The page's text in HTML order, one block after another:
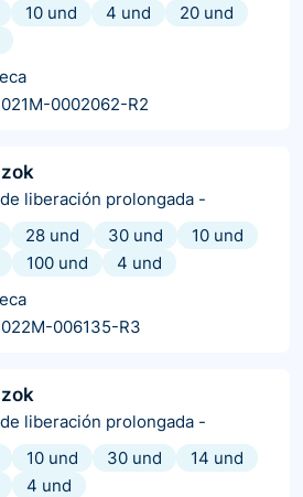
10 und 4 und
20 und
0002062-R2
liberación prolongada -
28 und 30 und
10 und
100 und
4 und
006135-R3
liberación prolongada -
10 und 30 und
14 und
4 und